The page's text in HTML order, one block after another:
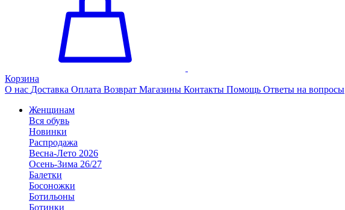
Корзина
О нас Доставка Оплата Возврат Магазины Контакты Помощь Ответы на вопросы
Женщинам
Вся обувь
Новинки
Распродажа
Весна-Лето 2026
Осень-Зима 26/27
Балетки
Босоножки
Ботильоны
Ботинки